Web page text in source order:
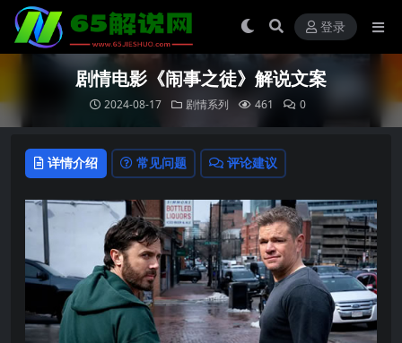
登录
剧情电影《闹事之徒》解说文案
2024-08-17 剧情系列 461 0
详情介绍 常见问题 评论建议